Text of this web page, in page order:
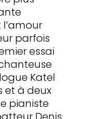
parfois
essai
Katel
et à deux
pianiste